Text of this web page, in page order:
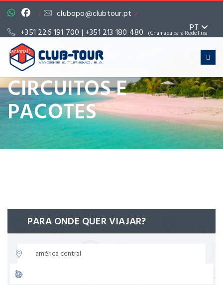
/ clubopo@clubtour.pt /
+351 226 191 700 | +351 213 180 480 (Chamada para Rede Fixa
Nacional)
PT
CIRCUITOS E
PACOTES
PARA ONDE QUER VIAJAR?